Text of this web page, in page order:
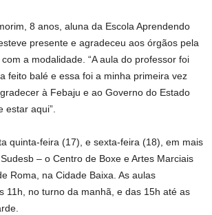
8 anos, aluna da Escola Aprendendo
presente e agradeceu aos órgãos pela
a modalidade. “A aula do professor foi
feito balé e essa foi a minha primeira vez
à Febaju e ao Governo do Estado
estar aqui”.
quinta-feira (17), e sexta-feira (18), em mais
– o Centro de Boxe e Artes Marciais
Roma, na Cidade Baixa. As aulas
11h, no turno da manhã, e das 15h até as